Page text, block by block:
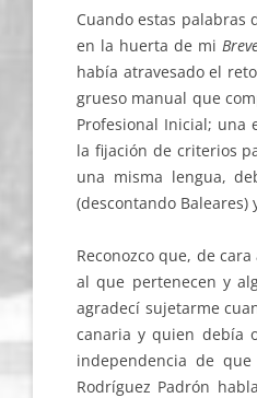
Cuando estas palabras
en la huerta de mi
había atravesado el
grueso manual que
Profesional Inicial; una
la fijación de criterios
una misma lengua,
(descontando
Reconozco que, de
al que pertenecen y
agradecí sujetarme
canaria y quien debía
independencia de
Rodríguez Padrón